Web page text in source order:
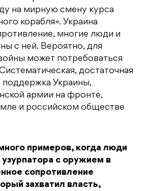
на мирную смену курса
корабля». Украина
многие люди и
с ней. Вероятно, для
может потребоваться
достаточная
поддержка Украины,
армии на фронте,
и российском обществе
примеров, когда люди
узурпатора с оружием в
сопротивление
захватил власть,